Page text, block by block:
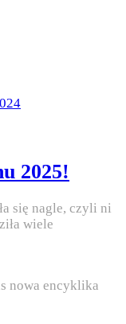
2025!
się nagle, czyli ni
wiele